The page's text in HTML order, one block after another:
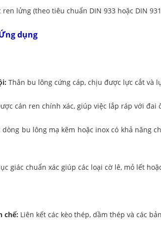
ren lửng (theo tiêu chuẩn DIN 933 hoặc DIN
dụng
Thân bu lông cứng cáp, chịu được lực cắt và
cán ren chính xác, giúp việc lắp ráp với
dòng bu lông mạ kẽm hoặc inox có khả năng
giác chuẩn xác giúp các loại cờ lê, mỏ lết
chế: Liên kết các kèo thép, dầm thép và các